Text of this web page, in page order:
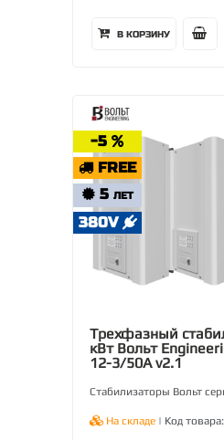
В КОРЗИНУ
-5
FREE
5 ЛЕТ
380V
Трехфазный
кВт Вольт
12-3/50А v2.1
Стабилизаторы Вольт
На складе | Код товара: